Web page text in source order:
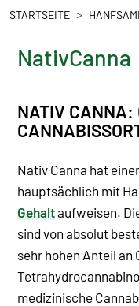
STARTSEITE
NativCanna
NATIV CANNA:
Nativ Canna hat
hauptsächlich mit
Gehaltaufweisen.
sind von absolut
sehr hohen Anteil an
medizinische